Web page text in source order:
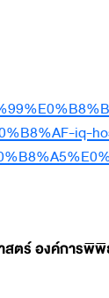
iq-
สตร์ องค์การ